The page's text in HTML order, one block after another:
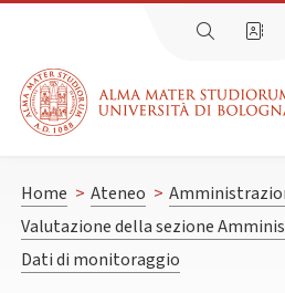
Home > Ateneo >
Valutazione della sezione
Dati di monitoraggio